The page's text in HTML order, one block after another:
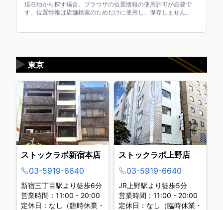
現在地から探す場合、ブラウザの位置情報の使用許可が必要で
す。位置情報は店舗検索のためだけに使用し、保存しません。
東京
▶
ストックラボ新宿本店
03-5919-6640
新宿三丁目駅より徒歩6分
営業時間：11:00 - 20:00
定休日：なし（臨時休業・
ストックラボ上野店
03-5919-6640
JR上野駅より徒歩5分
営業時間：11:00 - 20:00
定休日：なし（臨時休業・